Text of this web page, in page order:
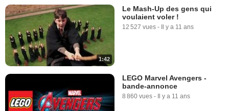
1:42
Le Mash-Up des gens qui
voulaient voler !
12 527 vues - Il y a 11 ans
LEGO Marvel Avengers -
bande-annonce
8 860 vues - Il y a 11 ans